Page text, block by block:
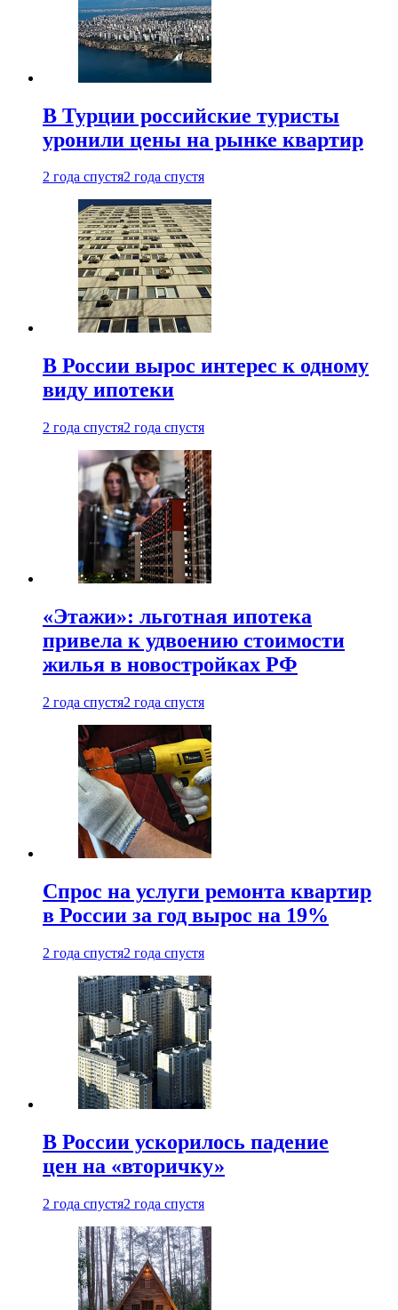
В Турции российские туристы
уронили цены на рынке квартир
2 года спустя2 года спустя
В России вырос интерес к одному
виду ипотеки
2 года спустя2 года спустя
«Этажи»: льготная ипотека
привела к удвоению стоимости
жилья в новостройках РФ
2 года спустя2 года спустя
Спрос на услуги ремонта квартир
в России за год вырос на 19%
2 года спустя2 года спустя
В России ускорилось падение
цен на «вторичку»
2 года спустя2 года спустя